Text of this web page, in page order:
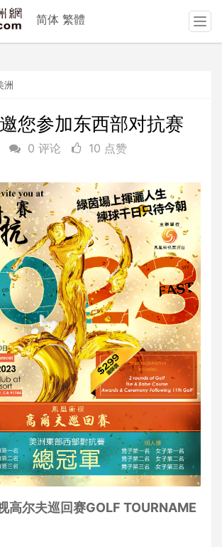
洲
您参加东西部对抗赛
0 评论 10 点赞
高尔夫巡回赛GOLF TOURNAME
简体 繁體
T
o
g
a
o
n